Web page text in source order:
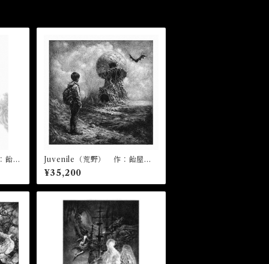
飴屋
Juvenile（荒野） 作：飴屋晶
貴
¥35,200